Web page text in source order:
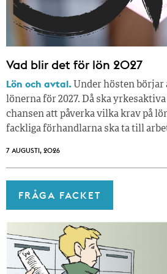
Vad blir det för lön 2027
Lön och avtal. Under hösten börjar
lönerna för 2027. Då ska
chansen att påverka vilka krav på
fackliga förhandlarna ska ta till
7 AUGUSTI, 2026
FRÅGA FACKET